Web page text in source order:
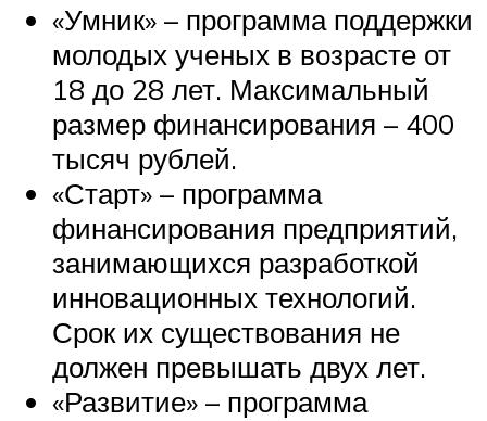
«Умник» – программа поддержки
молодых ученых в возрасте от
18 до 28 лет. Максимальный
размер финансирования – 400
тысяч рублей.
«Старт» – программа
финансирования предприятий,
занимающихся разработкой
инновационных технологий.
Срок их существования не
должен превышать двух лет.
«Развитие» – программа